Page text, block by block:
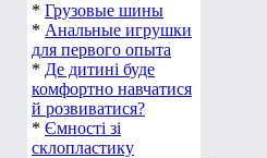
* Грузовые шины
* Анальные игрушки
для первого опыта
* Де дитині буде
комфортно навчатися
й розвиватися?
* Ємності зі
склопластику